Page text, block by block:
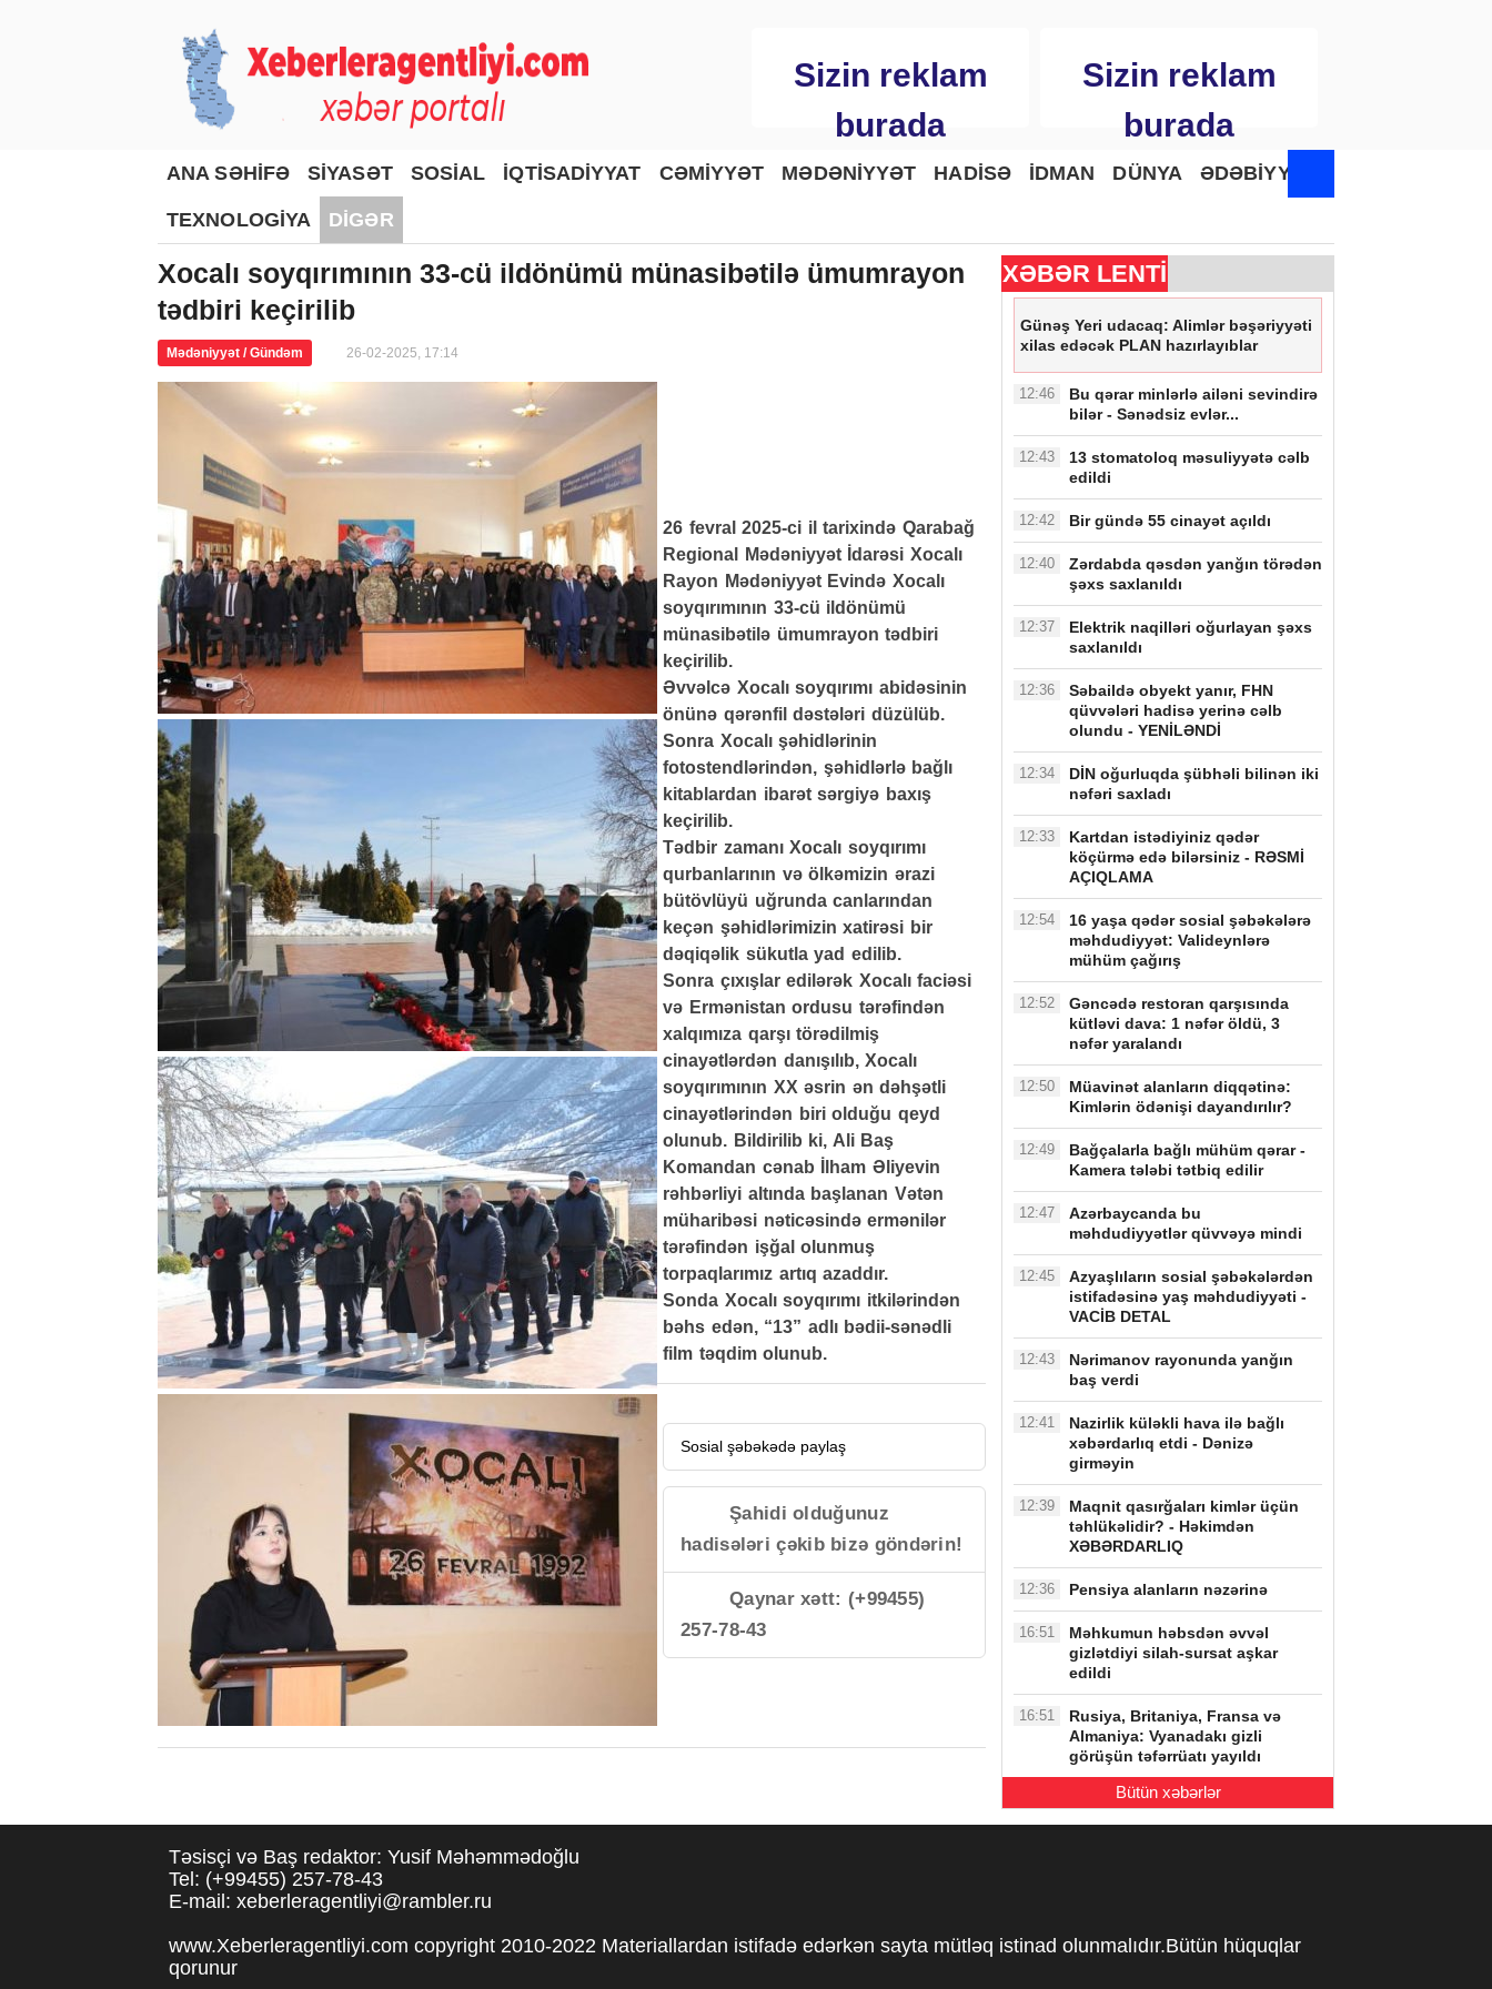
Sizin reklam
burada
Sizin reklam
burada
ANA SƏHİFƏ SİYASƏT SOSİAL İQTİSADİYYAT CƏMİYYƏT MƏDƏNİYYƏT HADİSƏ İDMAN DÜNYA ƏDƏBİYYAT
TEXNOLOGİYA DİGƏR
Xocalı soyqırımının 33-cü ildönümü münasibətilə ümumrayon
tədbiri keçirilib
Mədəniyyət / Gündəm 26-02-2025, 17:14
26 fevral 2025-ci il tarixində Qarabağ
Regional Mədəniyyət İdarəsi Xocalı
Rayon Mədəniyyət Evində Xocalı
soyqırımının 33-cü ildönümü
münasibətilə ümumrayon tədbiri
keçirilib.
Əvvəlcə Xocalı soyqırımı abidəsinin
önünə qərənfil dəstələri düzülüb.
Sonra Xocalı şəhidlərinin
fotostendlərindən, şəhidlərlə bağlı
kitablardan ibarət sərgiyə baxış
keçirilib.
Tədbir zamanı Xocalı soyqırımı
qurbanlarının və ölkəmizin ərazi
bütövlüyü uğrunda canlarından
keçən şəhidlərimizin xatirəsi bir
dəqiqəlik sükutla yad edilib.
Sonra çıxışlar edilərək Xocalı faciəsi
və Ermənistan ordusu tərəfindən
xalqımıza qarşı törədilmiş
cinayətlərdən danışılıb, Xocalı
soyqırımının XX əsrin ən dəhşətli
cinayətlərindən biri olduğu qeyd
olunub. Bildirilib ki, Ali Baş
Komandan cənab İlham Əliyevin
rəhbərliyi altında başlanan Vətən
müharibəsi nəticəsində ermənilər
tərəfindən işğal olunmuş
torpaqlarımız artıq azaddır.
Sonda Xocalı soyqırımı itkilərindən
bəhs edən, “13” adlı bədii-sənədli
film təqdim olunub.
Sosial şəbəkədə paylaş
Şahidi olduğunuz
hadisələri çəkib bizə göndərin!
Qaynar xətt: (+99455)
257-78-43
XƏBƏR LENTİ
Günəş Yeri udacaq: Alimlər bəşəriyyəti
xilas edəcək PLAN hazırlayıblar
12:46
Bu qərar minlərlə ailəni sevindirə
bilər - Sənədsiz evlər...
12:43
13 stomatoloq məsuliyyətə cəlb
edildi
12:42 Bir gündə 55 cinayət açıldı
12:40
Zərdabda qəsdən yanğın törədən
şəxs saxlanıldı
12:37
Elektrik naqilləri oğurlayan şəxs
saxlanıldı
12:36
Səbaildə obyekt yanır, FHN
qüvvələri hadisə yerinə cəlb
olundu - YENİLƏNDİ
12:34
DİN oğurluqda şübhəli bilinən iki
nəfəri saxladı
12:33
Kartdan istədiyiniz qədər
köçürmə edə bilərsiniz - RƏSMİ
AÇIQLAMA
12:54
16 yaşa qədər sosial şəbəkələrə
məhdudiyyət: Valideynlərə
mühüm çağırış
12:52
Gəncədə restoran qarşısında
kütləvi dava: 1 nəfər öldü, 3
nəfər yaralandı
12:50
Müavinət alanların diqqətinə:
Kimlərin ödənişi dayandırılır?
12:49
Bağçalarla bağlı mühüm qərar -
Kamera tələbi tətbiq edilir
12:47
Azərbaycanda bu
məhdudiyyətlər qüvvəyə mindi
12:45
Azyaşlıların sosial şəbəkələrdən
istifadəsinə yaş məhdudiyyəti -
VACİB DETAL
12:43
Nərimanov rayonunda yanğın
baş verdi
12:41
Nazirlik küləkli hava ilə bağlı
xəbərdarlıq etdi - Dənizə
girməyin
12:39
Maqnit qasırğaları kimlər üçün
təhlükəlidir? - Həkimdən
XƏBƏRDARLIQ
12:36 Pensiya alanların nəzərinə
16:51
Məhkumun həbsdən əvvəl
gizlətdiyi silah-sursat aşkar
edildi
16:51
Rusiya, Britaniya, Fransa və
Almaniya: Vyanadakı gizli
görüşün təfərrüatı yayıldı
Bütün xəbərlər
Təsisçi və Baş redaktor: Yusif Məhəmmədoğlu
Tel: (+99455) 257-78-43
E-mail: xeberleragentliyi@rambler.ru
www.Xeberleragentliyi.com copyright 2010-2022 Materiallardan istifadə edərkən sayta mütləq istinad olunmalıdır.Bütün hüquqlar
qorunur